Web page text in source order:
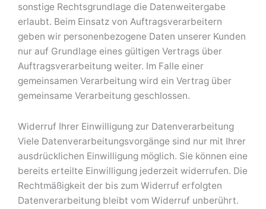
sonstige Rechtsgrundlage die Datenweitergabe
erlaubt. Beim Einsatz von Auftragsverarbeitern
geben wir personenbezogene Daten unserer Kunden
nur auf Grundlage eines gültigen Vertrags über
Auftragsverarbeitung weiter. Im Falle einer
gemeinsamen Verarbeitung wird ein Vertrag über
gemeinsame Verarbeitung geschlossen.
Widerruf Ihrer Einwilligung zur Datenverarbeitung
Viele Datenverarbeitungsvorgänge sind nur mit Ihrer
ausdrücklichen Einwilligung möglich. Sie können eine
bereits erteilte Einwilligung jederzeit widerrufen. Die
Rechtmäßigkeit der bis zum Widerruf erfolgten
Datenverarbeitung bleibt vom Widerruf unberührt.